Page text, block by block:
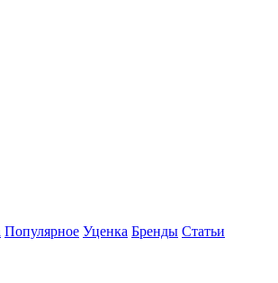
Популярное Уценка Бренды Статьи